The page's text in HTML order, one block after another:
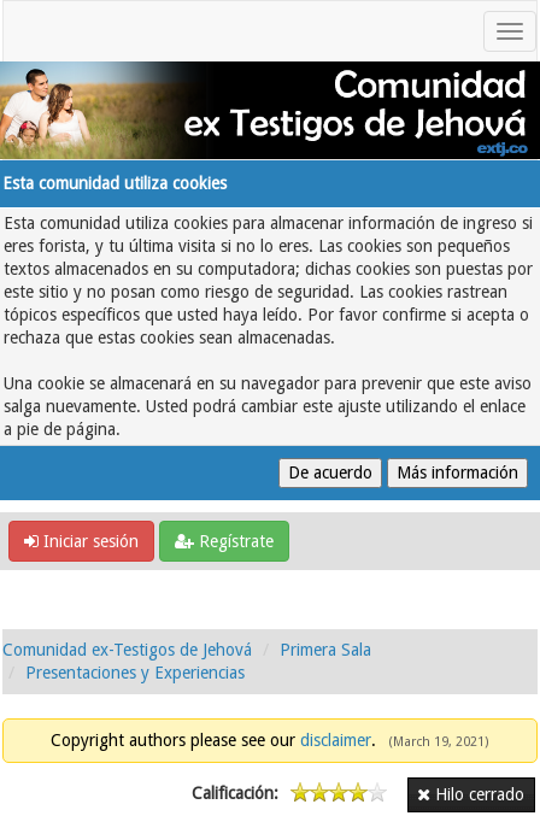
Esta comunidad utiliza cookies
Esta comunidad utiliza cookies para almacenar información de ingreso si
eres forista, y tu última visita si no lo eres. Las cookies son pequeños
textos almacenados en su computadora; dichas cookies son puestas por
este sitio y no posan como riesgo de seguridad. Las cookies rastrean
tópicos específicos que usted haya leído. Por favor confirme si acepta o
rechaza que estas cookies sean almacenadas.
Una cookie se almacenará en su navegador para prevenir que este aviso
salga nuevamente. Usted podrá cambiar este ajuste utilizando el enlace
a pie de página.
Iniciar sesión Regístrate
Comunidad ex-Testigos de Jehová
Primera Sala
Presentaciones y Experiencias
Copyright authors please see our disclaimer. (March 19, 2021)
Hilo cerrado
Calificación: